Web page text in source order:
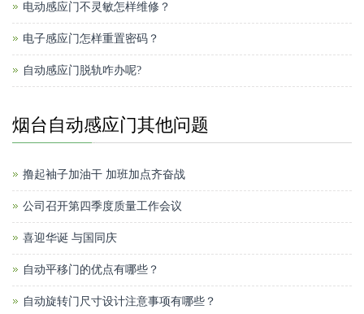
电动感应门不灵敏怎样维修？
电子感应门怎样重置密码？
自动感应门脱轨咋办呢?
烟台自动感应门其他问题
撸起袖子加油干 加班加点齐奋战
公司召开第四季度质量工作会议
喜迎华诞 与国同庆
自动平移门的优点有哪些？
自动旋转门尺寸设计注意事项有哪些？